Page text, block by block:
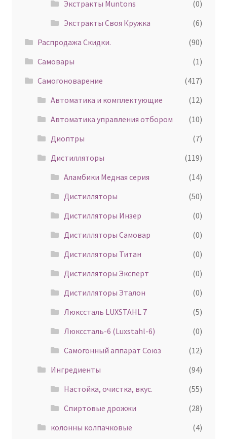
Экстракты Muntons
(0)
Экстракты Своя Кружка
(6)
Распродажа Скидки.
(90)
Самовары
(1)
Самогоноварение
(417)
Автоматика и комплектующие
(12)
Автоматика управления отбором
(10)
Диоптры
(7)
Дистилляторы
(119)
Аламбики Медная серия
(14)
Дистилляторы
(50)
Дистилляторы Инзер
(0)
Дистилляторы Самовар
(0)
Дистилляторы Титан
(0)
Дистилляторы Эксперт
(0)
Дистилляторы Эталон
(0)
Люкссталь LUXSTAHL 7
(5)
Люкссталь-6 (Luxstahl-6)
(0)
Самогонный аппарат Союз
(12)
Ингредиенты
(94)
Настойка, очистка, вкус.
(55)
Спиртовые дрожжи
(28)
колонны колпачковые
(4)